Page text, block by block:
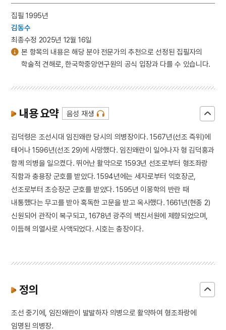
집필 1995년
김동수
최종수정 2025년 12월 16일
본 항목의 내용은 해당 분야 전문가의 추천으로 선정된 집필자의
학술적 견해로, 한국학중앙연구원의 공식 입장과 다를 수 있습니다.
내용 요약 음성 재생
김덕령은 조선시대 임진왜란 당시의 의병장이다. 1567년(선조 즉위)에
태어나 1596년(선조 29)에 사망했다. 임진왜란이 일어나자 형 김덕홍과
함께 의병을 일으켰다. 뛰어난 활약으로 1593년 선조로부터 형조좌랑
직함과 충용장 군호를 받았다. 1594년에는 세자로부터 익호장군,
선조로부터 초승장군 군호를 받았다. 1595년 이몽학의 반란 때
내통했다는 무고를 받아 혹독한 고문을 받고 옥사했다. 1661년(현종 2)
신원되어 관작이 복구되고, 1678년 광주의 벽진서원에 제향되었으며,
이듬해 의열사로 사액되었다. 시호는 충장이다.
정의
조선 중기에, 임진왜란이 발발하자 의병으로 활약하여 형조좌랑에
임명된 의병장.